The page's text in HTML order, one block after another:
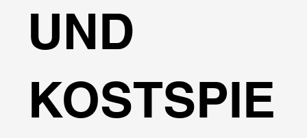
UND
KOSTSPIE